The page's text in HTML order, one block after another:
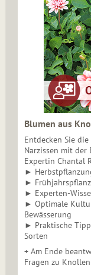
Blumen aus
Entdecken Sie
Narzissen mit
Expertin Chantal
►
►
► Experten-
► Optimale
Bewässerung
► Praktische
Sorten
+ Am Ende
Fragen zu